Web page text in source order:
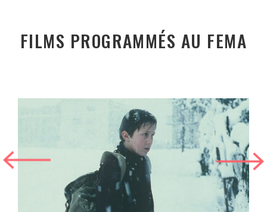
FILMS PROGRAMMÉS AU FEMA